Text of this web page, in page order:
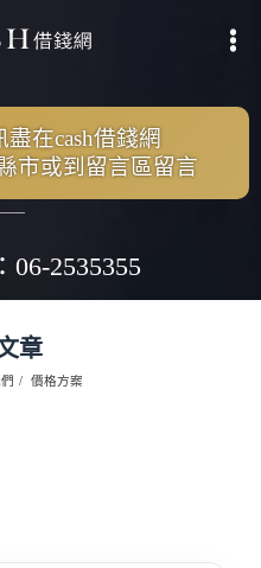
在cash借錢網
市或到留言區留言
2535355
價格方案
章